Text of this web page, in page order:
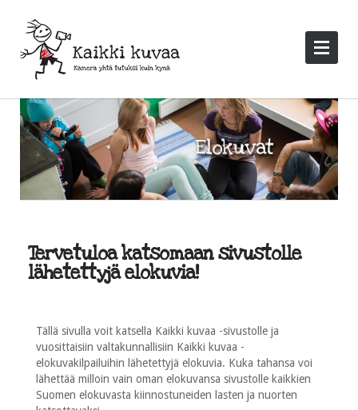
Tervetuloa katsomaan sivustolle
lähetettyjä elokuvia!
Tällä sivulla voit katsella Kaikki kuvaa -sivustolle ja
vuosittaisiin valtakunnallisiin Kaikki kuvaa -
elokuvakilpailuihin lähetettyjä elokuvia. Kuka tahansa voi
lähettää milloin vain oman elokuvansa sivustolle kaikkien
Suomen elokuvasta kiinnostuneiden lasten ja nuorten